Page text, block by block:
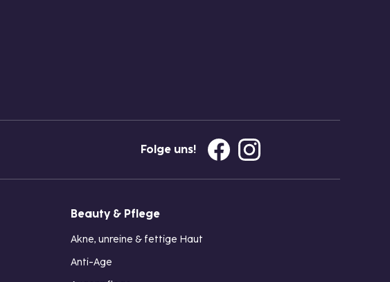
Folge uns!
Beauty & Pflege
Akne, unreine & fettige Haut
Anti-Age